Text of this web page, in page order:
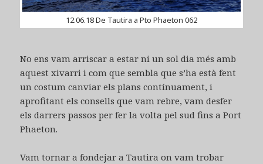
12.06.18 De Tautira a Pto Phaeton 062
No ens vam arriscar a estar ni un sol dia més amb
aquest xivarri i com que sembla que s’ha està fent
un costum canviar els plans contínuament, i
aprofitant els consells que vam rebre, vam desfer
els darrers passos per fer la volta pel sud fins a Port
Phaeton.
Vam tornar a fondejar a Tautira on vam trobar